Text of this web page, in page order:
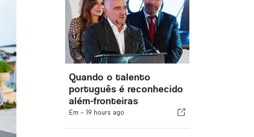
Quando o talento
português é reconhecido
além-fronteiras
Em - 19 hours ago